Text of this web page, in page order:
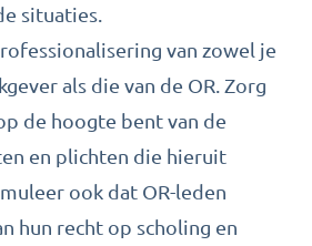
situaties.
van zowel je
als die van de OR. Zorg
de hoogte bent van de
en plichten die hieruit
ook dat OR-leden
hun recht op scholing en